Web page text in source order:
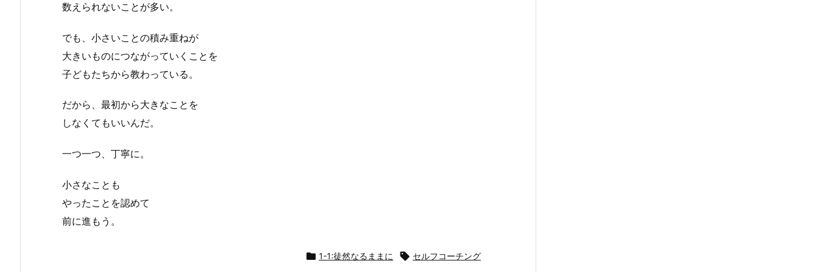
数えられないことが多い。
でも、小さいことの積み重ねが
大きいものにつながっていくことを
子どもたちから教わっている。
だから、最初から大きなことを
しなくてもいいんだ。
一つ一つ、丁寧に。
小さなことも
やったことを認めて
前に進もう。
 1-1:徒然なるままに  セルフコーチング